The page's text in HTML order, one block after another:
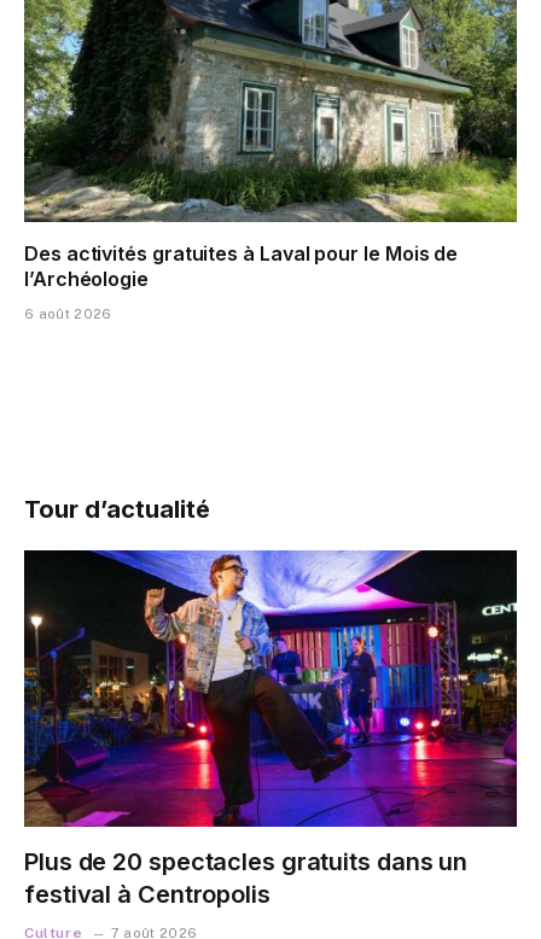
Des activités gratuites à Laval pour le Mois de
l’Archéologie
6 août 2026
Tour d’actualité
Plus de 20 spectacles gratuits dans un
festival à Centropolis
Culture 7 août 2026